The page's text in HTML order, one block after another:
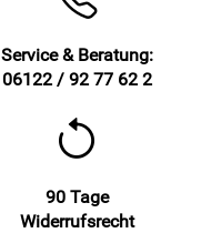
Service & Beratung:
06122 / 92 77 62 2
90 Tage
Widerrufsrecht